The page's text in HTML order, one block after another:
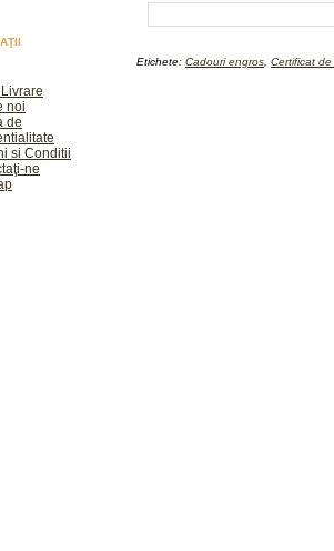
noi
de
si Conditii
ne
Etichete: Cadouri engros Certificat